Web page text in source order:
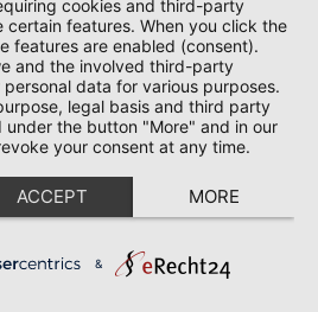
cookies and third-party
features. When you click the
features are enabled (consent).
and the involved third-party
data for various purposes.
legal basis and third party
the button "More" and in our
your consent at any time.
ACCEPT MORE
&